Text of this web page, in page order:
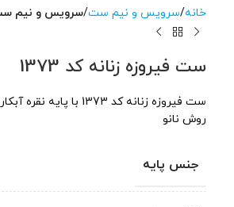
خانه سرویس و نیم ست سرویس و نیم
ست فیروزه زنانه کد 1373
ست فیروزه زنانه کد 1373 با
روش نانو
جنس پایه